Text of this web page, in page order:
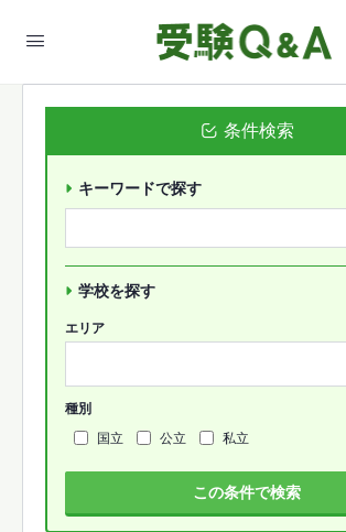
条件検索
キーワードで探す
学校を探す
エリア
種別
国立
公立 私立
この条件で検索